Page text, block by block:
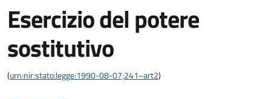
Esercizio del potere
sostitutivo
(urn:nir:stato:legge:1990-08-07;241~art2)